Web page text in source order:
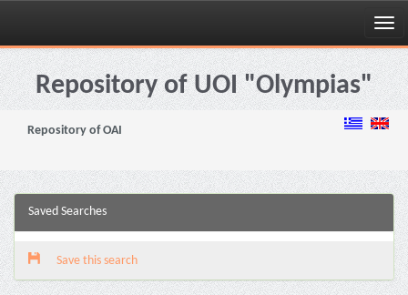
Skip
navigationRepository of UOI "Olympias"
Repository of OAI
Saved Searches
Save this search